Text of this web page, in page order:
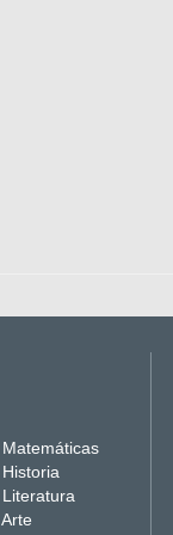
Matemáticas
Historia
Literatura
Arte